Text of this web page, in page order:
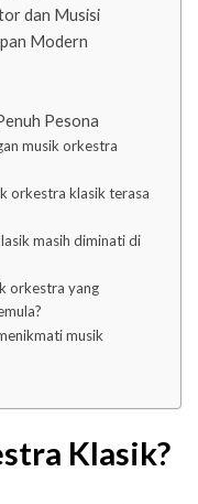
dan Musisi
Modern
Pesona
musik orkestra
orkestra klasik terasa
masih diminati di
orkestra yang
musik
Klasik?